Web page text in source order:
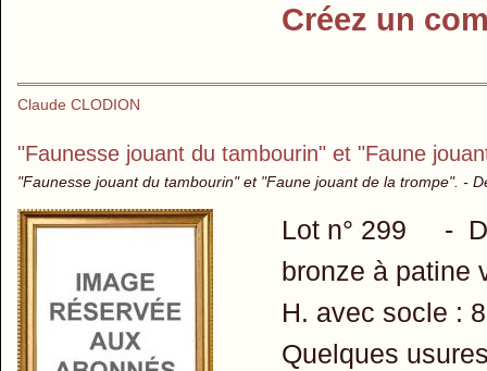
Créez un
Claude CLODION
"Faunesse jouant du tambourin" et "Faune
"Faunesse jouant du tambourin" et "Faune jouant de la trompe". -
Lot n° 299 -
bronze à patine
H. avec socle :
Quelques